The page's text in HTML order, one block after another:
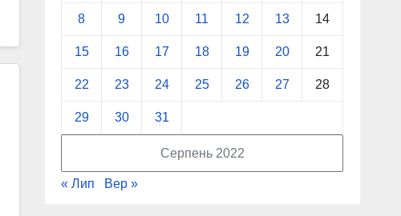
Серпень 2022
8 9 10 11 12 13 14
15 16 17 18 19 20 21
22 23 24 25 26 27 28
29 30 31
« Лип Вер »